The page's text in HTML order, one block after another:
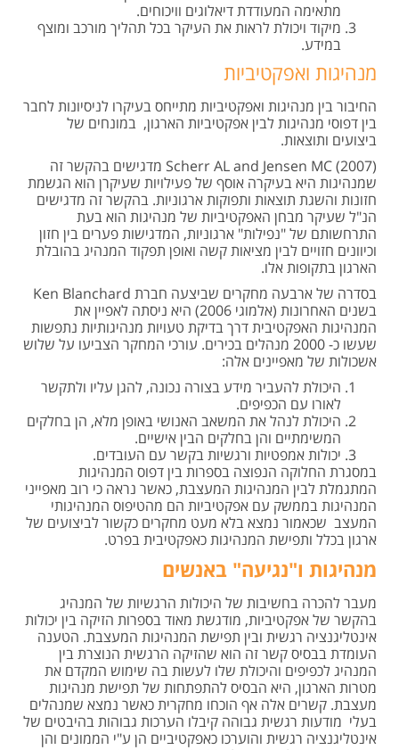
מתאימה המעודדת דיאלוגים וויכוחים.
מיקוד ויכולת לראות את העיקר בכל תהליך מורכב ומוצף
במידע.
מנהיגות ואפקטיביות
החיבור בין מנהיגות ואפקטיביות מתייחס בעיקרו לניסיונות לחבר
בין דפוסי מנהיגות לבין אפקטיביות הארגון, במונחים של
ביצועים ותוצאות.
Scherr AL and Jensen MC (2007) מדגישים בהקשר זה
שמנהיגות היא בעיקרה אוסף של פעילויות שעיקרן הוא הגשמת
חזונות והשגת תוצאות ותפוקות ארגוניות. בהקשר זה מדגישים
הנ"ל שעיקר מבחן האפקטיביות של מנהיגות הוא בעת
התרחשותם של "נפילות" ארגוניות, המדגישות פערים בין חזון
וכיוונים חזויים לבין מציאות קשה ואופן תפקוד המנהיג בהובלת
הארגון בתקופות אלו.
בסדרה של ארבעה מחקרים שביצעה חברת Ken Blanchard
בשנים האחרונות (אלמוגי 2006) היא ניסתה לאפיין את
המנהיגות האפקטיבית דרך בדיקת טעויות מנהיגותיות נתפשות
שעשו כ- 2000 מנהלים בכירים. עורכי המחקר הצביעו על שלוש
אשכולות של מאפיינים אלה:
היכולת להעביר מידע בצורה נכונה, להגן עליו ולתקשר
לאורו עם הכפיפים.
היכולת לנהל את המשאב האנושי באופן מלא, הן בחלקים
המשימתיים והן בחלקים הבין אישיים.
יכולות אמפטיות ורגשיות בקשר עם העובדים.
במסגרת החלוקה הנפוצה בספרות בין דפוס המנהיגות
המתגמלת לבין המנהיגות המעצבת, כאשר נראה כי רוב מאפייני
המנהיגות בממשק עם אפקטיביות הם מהטיפוס המנהיגותי
המעצב שכאמור נמצא בלא מעט מחקרים כקשור לביצועים של
ארגון בכלל ותפישת המנהיגות כאפקטיבית בפרט.
מנהיגות ו"נגיעה" באנשים
מעבר להכרה בחשיבות של היכולות הרגשיות של המנהיג
בהקשר של אפקטיביות, מודגשת מאוד בספרות הזיקה בין יכולות
אינטליגנציה רגשית ובין תפישת המנהיגות המעצבת. הטענה
העומדת בבסיס קשר זה הוא שהזיקה הרגשית הנוצרת בין
המנהיג לכפיפים והיכולת שלו לעשות בה שימוש המקדם את
מטרות הארגון, היא הבסיס להתפתחות של תפישת מנהיגות
מעצבת. קשרים אלה אף הוכחו מחקרית כאשר נמצא שמנהלים
בעלי מודעות רגשית גבוהה קיבלו הערכות גבוהות בהיבטים של
אינטליגנציה רגשית והוערכו כאפקטיביים הן ע"י הממונים והן